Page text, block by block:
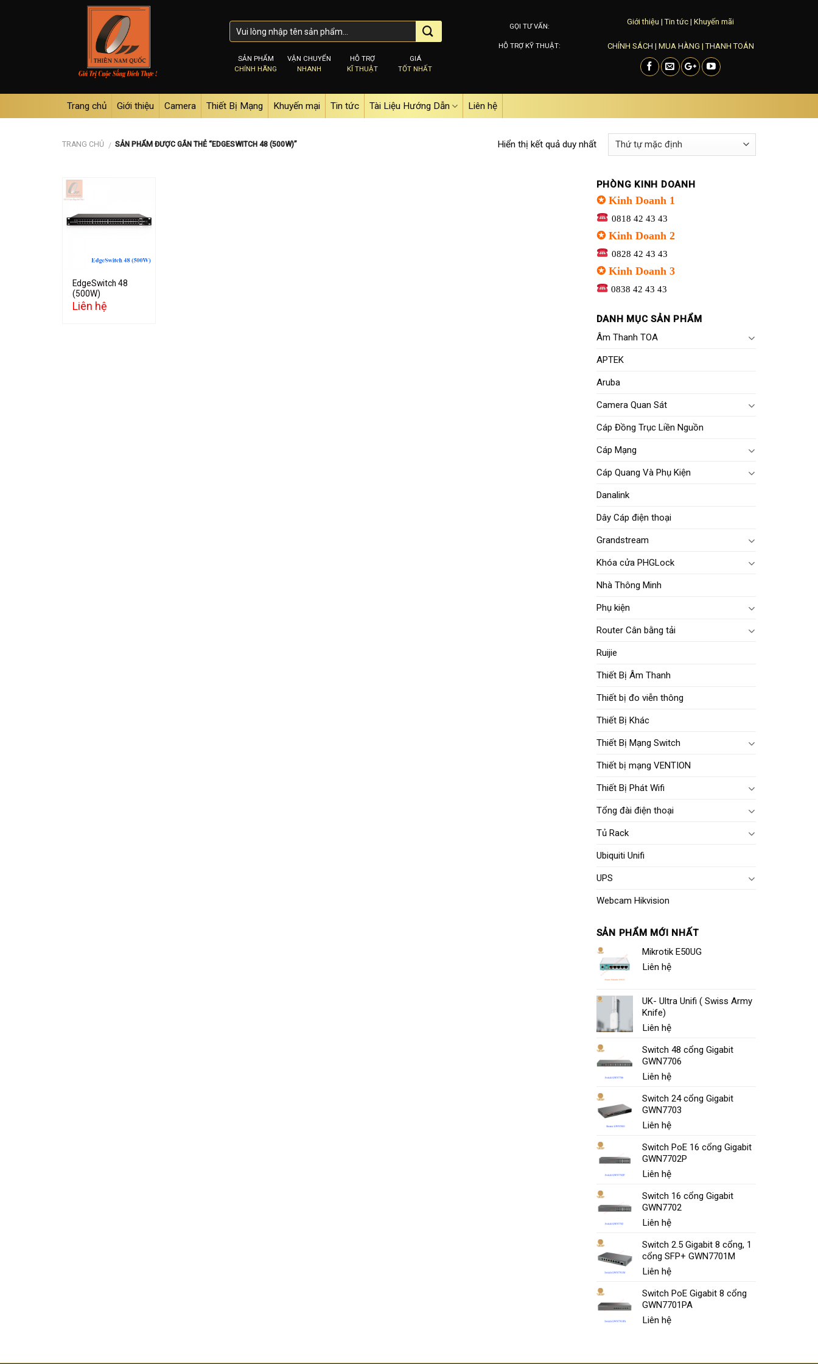
SẢN PHẨM
CHÍNH HÃNG
VẬN CHUYỂN
NHANH
HỖ TRỢ
KĨ THUẬT
GIÁ
TỐT NHẤT
GỌI TƯ VẤN:
HỖ TRỢ KỸ THUẬT:
Giới thiệu |Tin tức | Khuyến mãi
CHÍNH SÁCH | MUA HÀNG |THANH TOÁN
Trang chủ Giới thiệu Camera Thiết Bị Mạng Khuyến mại Tin tức Tài Liệu Hướng Dẫn Liên hệ
TRANG CHỦ / SẢN PHẨM ĐƯỢC GẮN THẺ “EDGESWITCH 48 (500W)” Hiển thị kết quả duy nhất
EdgeSwitch 48
(500W)
Liên hệ
PHÒNG KINH DOANH
✪ Kinh Doanh 1
0818 42 43 43
✪ Kinh Doanh 2
0828 42 43 43
✪ Kinh Doanh 3
0838 42 43 43
DANH MỤC SẢN PHẨM
Âm Thanh TOA
APTEK
Aruba
Camera Quan Sát
Cáp Đồng Trục Liền Nguồn
Cáp Mạng
Cáp Quang Và Phụ Kiện
Danalink
Dây Cáp điện thoại
Grandstream
Khóa cửa PHGLock
Nhà Thông Minh
Phụ kiện
Router Cân bằng tải
Ruijie
Thiết Bị Âm Thanh
Thiết bị đo viễn thông
Thiết Bị Khác
Thiết Bị Mạng Switch
Thiết bị mạng VENTION
Thiết Bị Phát Wifi
Tổng đài điện thoại
Tủ Rack
Ubiquiti Unifi
UPS
Webcam Hikvision
SẢN PHẨM MỚI NHẤT
Mikrotik E50UG
Liên hệ
UK- Ultra Unifi ( Swiss Army
Knife)
Liên hệ
Switch 48 cổng Gigabit
GWN7706
Liên hệ
Switch 24 cổng Gigabit
GWN7703
Liên hệ
Switch PoE 16 cổng Gigabit
GWN7702P
Liên hệ
Switch 16 cổng Gigabit
GWN7702
Liên hệ
Switch 2.5 Gigabit 8 cổng, 1
cổng SFP+ GWN7701M
Liên hệ
Switch PoE Gigabit 8 cổng
GWN7701PA
Liên hệ